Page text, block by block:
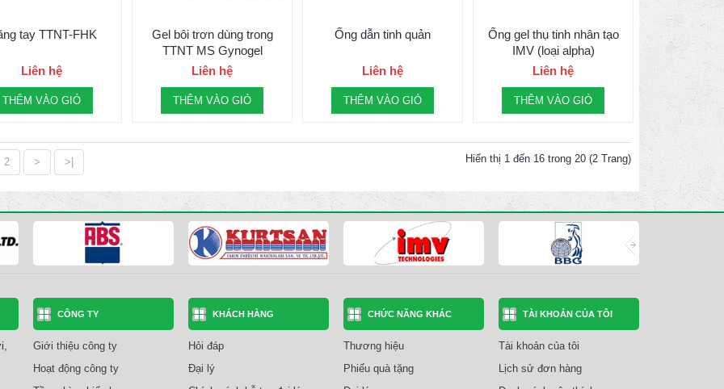
tay TTNT-FHK
Liên hệ
THÊM VÀO GIỎ
Gel bôi trơn dùng trong
TTNT MS Gynogel
Liên hệ
THÊM VÀO GIỎ
Ống dẫn tinh quản
Liên hệ
THÊM VÀO GIỎ
Ống gel thụ tinh nhân tạo
IMV (loại alpha)
Liên hệ
THÊM VÀO GIỎ
2 > >| Hiển thị 1 đến 16 trong 20 (2 Trang)
CÔNG TY
Giới thiệu công ty
Hoạt động công ty
KHÁCH HÀNG
Hỏi đáp
Đại lý
CHỨC NĂNG KHÁC
Thương hiệu
Phiếu quà tặng
TÀI KHOẢN CỦA TÔI
Tài khoản của tôi
Lịch sử đơn hàng